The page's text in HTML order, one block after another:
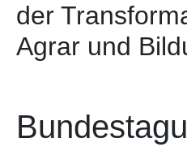
der
Agrar und